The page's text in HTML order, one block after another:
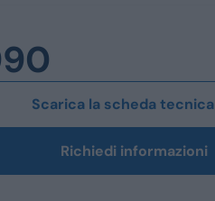
Scarica la scheda tecnica
Richiedi informazioni